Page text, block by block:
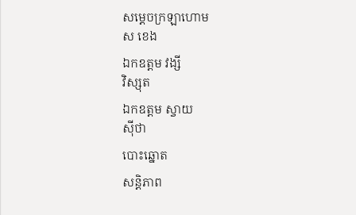
សម្ដេចក្រឡាហោម
ស ខេង
ឯកឧត្តម វង្សី
វិស្សុត
ឯកឧត្តម ស្វាយ
ស៊ីថា
បោះឆ្នោត
សន្តិភាព